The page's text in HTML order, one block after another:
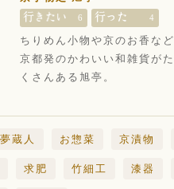
6 4
ちりめん小物や京のお香など
京都発のかわいい和雑貨がた
くさんある旭亭。
夢蔵人 お惣菜 京漬物
求肥 竹細工 漆器